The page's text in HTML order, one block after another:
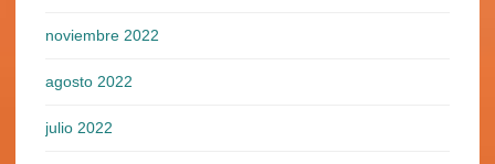
noviembre 2022
agosto 2022
julio 2022